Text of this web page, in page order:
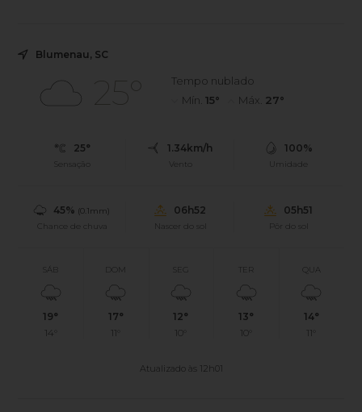
Blumenau, SC
25°
Tempo nublado
Mín. 15° Máx. 27°
25°
Sensação
1.34km/h
Vento
100%
Umidade
45% (0.1mm)
Chance de chuva
06h52
Nascer do sol
05h51
Pôr do sol
SÁB
19°
14°
DOM
17°
11°
SEG
12°
10°
TER
13°
10°
QUA
14°
11°
Atualizado às 12h01